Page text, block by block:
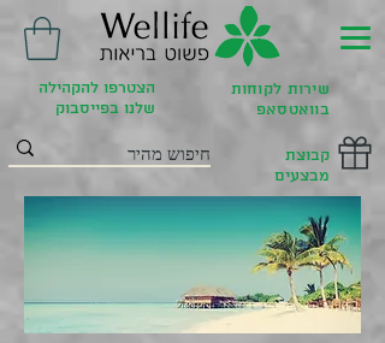
הצטרפו להקהילה
שלנו בפייסבוק
שירות לקוחות
בוואטסאפ
קבוצת
מבצעים